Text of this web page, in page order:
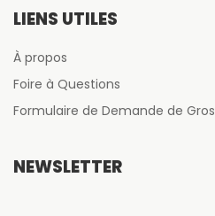
LIENS UTILES
À propos
Foire à Questions
Formulaire de Demande de Gros
NEWSLETTER